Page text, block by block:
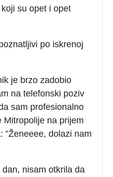
su opet i opet
po iskrenoj
je brzo zadobio
na telefonski poziv
sam profesionalno
Mitropolije na prijem
”Ženeeee, dolazi nam
nisam otkrila da